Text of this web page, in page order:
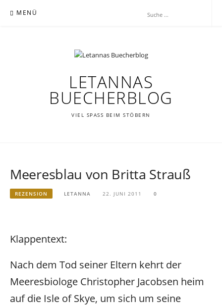
Inhalt MENÜ
LETANNAS
BUECHERBLOG
VIEL SPASS BEIM STÖBERN
Meeresblau von Britta Strauß
REZENSION LETANNA 22. JUNI 2011 0
Klappentext:
Nach dem Tod seiner Eltern kehrt der
Meeresbiologe Christopher Jacobsen heim
auf die Isle of Skye, um sich um seine